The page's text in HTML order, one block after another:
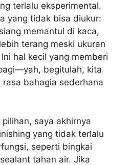
terlalu eksperimental.
yang tidak bisa diukur:
memantul di kaca,
terang meski ukuran
hal kecil yang memberi
begitulah, kita
bahagia sederhana
saya akhirnya
yang tidak terlalu
seperti bingkai
tahan air. Jika